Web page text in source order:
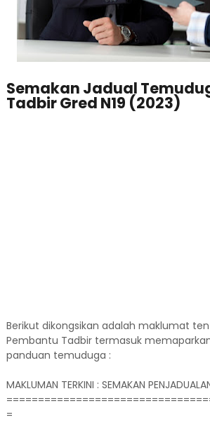
Semakan Jadual
Tadbir Gred N19 (2023)
Berikut dikongsikan adalah maklumat
Pembantu Tadbir termasuk
panduan temuduga :
MAKLUMAN TERKINI : SEMAKAN
=